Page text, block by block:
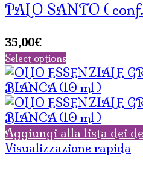
PALO SANTO (
35,00€
Select options
Aggiungi alla lista dei
Visualizzazione rapida